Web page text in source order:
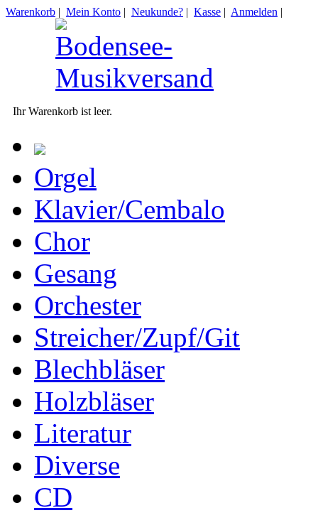
Warenkorb | Mein Konto | Neukunde? | Kasse | Anmelden |
Ihr Warenkorb ist leer.
Orgel
Klavier/Cembalo
Chor
Gesang
Orchester
Streicher/Zupf/Git
Blechbläser
Holzbläser
Literatur
Diverse
CD